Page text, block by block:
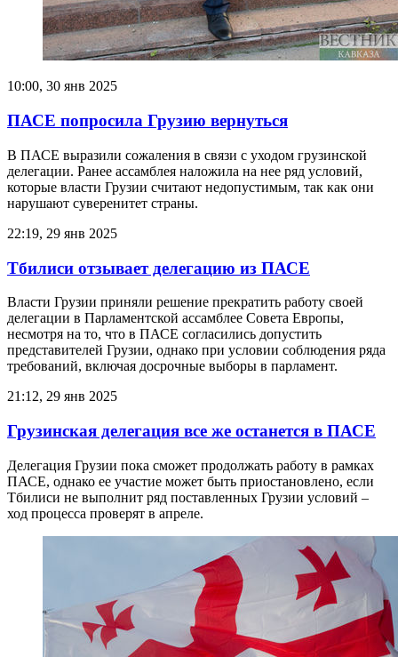
10:00, 30 янв 2025
ПАСЕ попросила Грузию вернуться
В ПАСЕ выразили сожаления в связи с уходом грузинской
делегации. Ранее ассамблея наложила на нее ряд условий,
которые власти Грузии считают недопустимым, так как они
нарушают суверенитет страны.
22:19, 29 янв 2025
Тбилиси отзывает делегацию из ПАСЕ
Власти Грузии приняли решение прекратить работу своей
делегации в Парламентской ассамблее Совета Европы,
несмотря на то, что в ПАСЕ согласились допустить
представителей Грузии, однако при условии соблюдения ряда
требований, включая досрочные выборы в парламент.
21:12, 29 янв 2025
Грузинская делегация все же останется в ПАСЕ
Делегация Грузии пока сможет продолжать работу в рамках
ПАСЕ, однако ее участие может быть приостановлено, если
Тбилиси не выполнит ряд поставленных Грузии условий –
ход процесса проверят в апреле.